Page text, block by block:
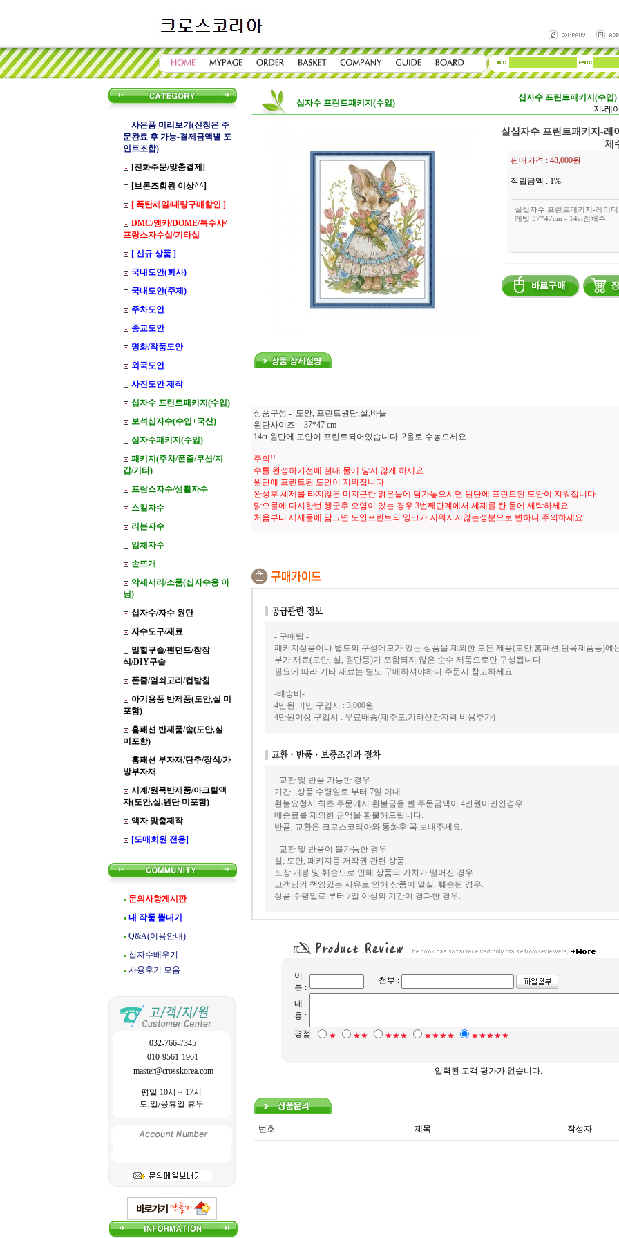
사은품 미리보기(신청은 주
문완료 후 가능-결제금액별 포
인트조합)
[전화주문/맞춤결제]
[브론즈회원 이상^^]
[ 폭탄세일/대량구매할인 ]
DMC/앵카/DOME/특수사/
프랑스자수실/기타실
[ 신규 상품 ]
국내도안(회사)
국내도안(주제)
주차도안
종교도안
명화/작품도안
외국도안
사진도안 제작
십자수 프린트패키지(수입)
보석십자수(수입+국산)
십자수패키지(수입)
패키지(주차/폰줄/쿠션/지
갑/기타)
프랑스자수/생활자수
스킬자수
리본자수
입체자수
손뜨개
악세서리/소품(십자수용 아
님)
십자수/자수 원단
자수도구/재료
밀힐구슬/펜던트/참장
식/DIY구슬
폰줄/열쇠고리/컵받침
아기용품 반제품(도안,실 미
포함)
홈패션 반제품/솜(도안,실
미포함)
홈패션 부자재/단추/장식/가
방부자재
시계/원목반제품/아크릴액
자(도안,실,원단 미포함)
액자 맞춤제작
[도매회원 전용]
문의사항게시판
내 작품 뽐내기
Q&A(이용안내)
십자수배우기
사용후기 모음
032-766-7345
010-9561-1961
master@crosskorea.com
평일 10시 ~ 17시
토,일/공휴일 휴무
십자수 프린트패키지(수입)
십자수 프린트패키지(수입)
지-레
실십자수 프린트패키지-레
체
판매가격 : 48,000원
적립금액 : 1%
실십자수 프린트패키지-레이디
레빗 37*47cm - 14ct전체수
상품구성 - 도안, 프린트원단,실,바늘
원단사이즈 - 37*47 cm
14ct 원단에 도안이 프린트되어있습니다. 2올로 수놓으세요
주의!!
수를 완성하기전에 절대 물에 닿지 않게 하세요
원단에 프린트된 도안이 지워집니다
완성후 세제를 타지않은 미지근한 맑은물에 담가놓으시면 원단에 프린트된 도안이 지워집니다
맑으물에 다시한번 헹군후 오염이 있는 경우 3번째단계에서 세제를 탄 물에 세탁하세요
처음부터 세제물에 담그면 도안프린트의 잉크가 지워지지않는성분으로 변하니 주의하세요
- 구매팁 -
패키지상품이나 별도의 구성메모가 있는 상품을 제외한 모든 제품(도안,홈패션,원목제품등)에
부가 재료(도안, 실, 원단등)가 포함되지 않은 순수 제품으로만 구성됩니다.
필요에 따라 기타 재료는 별도 구매하셔야하니 주문시 참고하세요.
-배송비-
4만원 미만 구입시 : 3,000원
4만원이상 구입시 : 무료배송(제주도,기타산간지역 비용추가)
- 교환 및 반품 가능한 경우 -
기간 : 상품 수령일로 부터 7일 이내
환불요청시 최초 주문에서 환불금을 뺀 주문금액이 4만원미만인경우
배송료를 제외한 금액을 환불해드립니다.
반품, 교환은 크로스코리아와 통화후 꼭 보내주세요.
- 교환 및 반품이 불가능한 경우 -
실, 도안, 패키지등 저작권 관련 상품.
포장 개봉 및 훼손으로 인해 상품의 가치가 떨어진 경우.
고객님의 책임있는 사유로 인해 상품이 멸실, 훼손된 경우.
상품 수령일로 부터 7일 이상의 기간이 경과한 경우.
이
름 :
첨부 :
내
용 :
평점
★ ★★ ★★★ ★★★★ ★★★★★
입력된 고객 평가가 없습니다.
번호 제목 작성자